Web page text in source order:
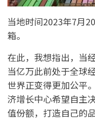
当地时间2023年7月
箱。
在此，我想指出，当
当亿万此前处于全球
世界正变得更加公平
济增长中心希望自主
值份额，打造自己的